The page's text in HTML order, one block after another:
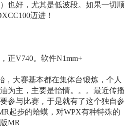
也好，尤其是低波段。如果一切顺
迈进！
正V740。软件N1mm+
，大赛基本都在集体台锻炼，个人
为主，主要是怡情。。。最近传播
参与比赛，于是就有了这个独自参
起步的蛤蟆，对WPX有种特殊的
MR